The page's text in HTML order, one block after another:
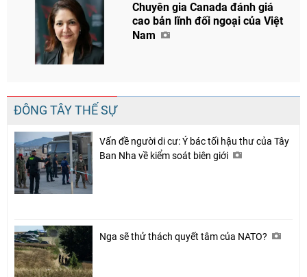
Chia sẻ
Facebook
Chuyên gia Canada đánh giá
cao bản lĩnh đối ngoại của Việt
Nam
ĐÔNG TÂY THẾ SỰ
Vấn đề người di cư: Ý bác tối hậu thư của Tây
Ban Nha về kiểm soát biên giới
Nga sẽ thử thách quyết tâm của NATO?